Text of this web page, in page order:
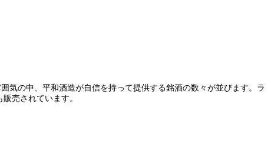
気の中、平和酒造が自信を持って提供する銘酒の数々が並びます。ラ
売されています。